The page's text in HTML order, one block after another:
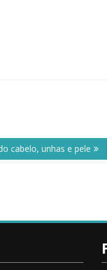
cabelo, unhas e pele